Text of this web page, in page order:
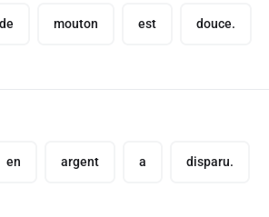
de mouton est douce.
en argent a disparu.